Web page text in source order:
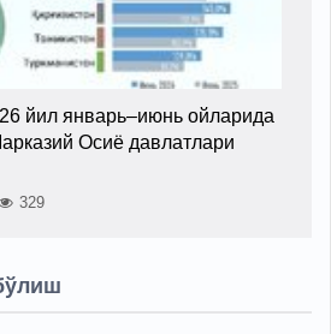
йил январь–июнь ойларида
Осиё давлатлари
329